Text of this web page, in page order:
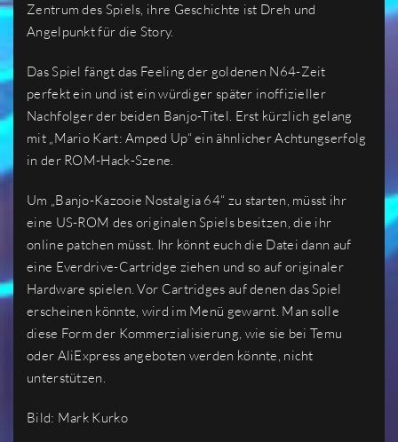
Zentrum des Spiels, ihre Geschichte ist Dreh und
Angelpunkt für die Story.
Das Spiel fängt das Feeling der goldenen N64-Zeit
perfekt ein und ist ein würdiger später inoffizieller
Nachfolger der beiden Banjo-Titel. Erst kürzlich gelang
mit „Mario Kart: Amped Up“ ein ähnlicher Achtungserfolg
in der ROM-Hack-Szene.
Um „Banjo-Kazooie Nostalgia 64“ zu starten, müsst ihr
eine US-ROM des originalen Spiels besitzen, die ihr
online patchen müsst. Ihr könnt euch die Datei dann auf
eine Everdrive-Cartridge ziehen und so auf originaler
Hardware spielen. Vor Cartridges auf denen das Spiel
erscheinen könnte, wird im Menü gewarnt. Man solle
diese Form der Kommerzialisierung, wie sie bei Temu
oder AliExpress angeboten werden könnte, nicht
unterstützen.
Bild: Mark Kurko